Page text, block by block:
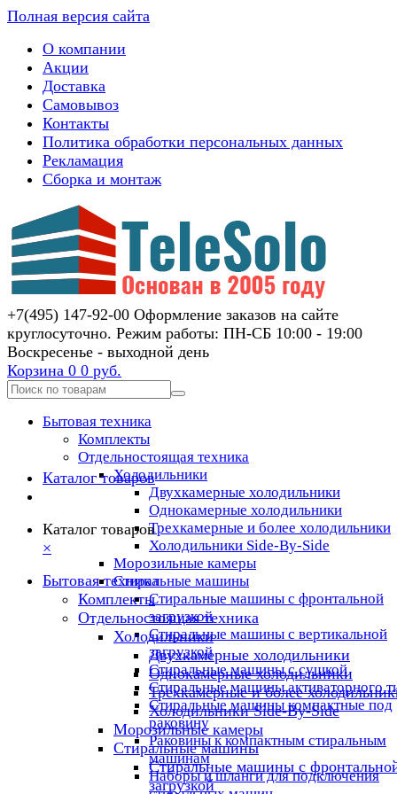
Полная версия сайта
О компании
Акции
Доставка
Самовывоз
Контакты
Политика обработки персональных данных
Рекламация
Сборка и монтаж
+7(495) 147-92-00 Оформление заказов на сайте
круглосуточно. Режим работы: ПН-СБ 10:00 - 19:00
Воскресенье - выходной день
Корзина 0 0 руб.
Бытовая техника
Комплекты
Отдельностоящая техника
Холодильники
Двухкамерные холодильники
Однокамерные холодильники
Трехкамерные и более холодильники
Холодильники Side-By-Side
Морозильные камеры
Стиральные машины
Стиральные машины с фронтальной
загрузкой
Стиральные машины с вертикальной
загрузкой
Стиральные машины с сушкой
Стиральные машины активаторного
Стиральные машины компактные под
раковину
Раковины к компактным стиральным
машинам
Наборы и шланги для подключения
Каталог товаров
Каталог товаров
×
Бытовая техника
Комплекты
Отдельностоящая техника
Холодильники
Двухкамерные холодильники
Однокамерные холодильники
Трехкамерные и более
Холодильники Side-By-Side
Морозильные камеры
Стиральные машины
Стиральные машины с
загрузкой